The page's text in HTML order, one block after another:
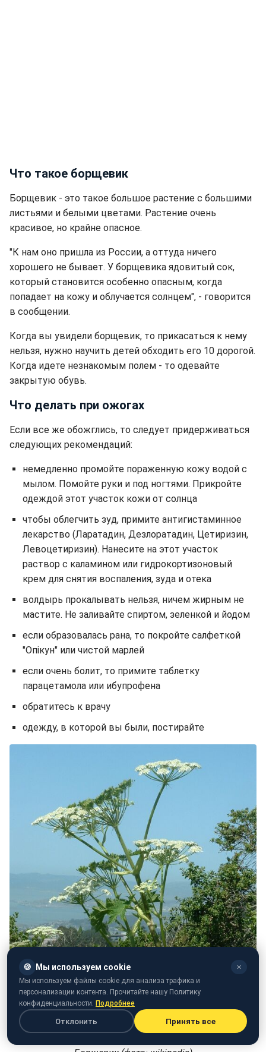
Что такое борщевик
Борщевик - это такое большое растение с большими
листьями и белыми цветами. Растение очень
красивое, но крайне опасное.
"К нам оно пришла из России, а оттуда ничего
хорошего не бывает. У борщевика ядовитый сок,
который становится особенно опасным, когда
попадает на кожу и облучается солнцем", - говорится
в сообщении.
Когда вы увидели борщевик, то прикасаться к нему
нельзя, нужно научить детей обходить его 10 дорогой.
Когда идете незнакомым полем - то одевайте
закрытую обувь.
Что делать при ожогах
Если все же обожглись, то следует придерживаться
следующих рекомендаций:
немедленно промойте пораженную кожу водой с
мылом. Помойте руки и под ногтями. Прикройте
одеждой этот участок кожи от солнца
чтобы облегчить зуд, примите антигистаминное
лекарство (Ларатадин, Дезлоратадин, Цетиризин,
Левоцетиризин). Нанесите на этот участок
раствор с каламином или гидрокортизоновый
крем для снятия воспаления, зуда и отека
волдырь прокалывать нельзя, ничем жирным не
мастите. Не заливайте спиртом, зеленкой и йодом
если образовалась рана, то покройте салфеткой
"Опікун" или чистой марлей
если очень болит, то примите таблетку
парацетамола или ибупрофена
обратитесь к врачу
одежду, в которой вы были, постирайте
🍪 Мы используем cookie ✕
Мы используем файлы cookie для анализа трафика и
персонализации контента. Прочитайте нашу Политику
конфиденциальности. Подробнее
Отклонить Принять все